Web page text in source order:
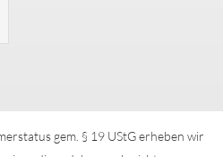
gem. § 19 UStG erheben wir